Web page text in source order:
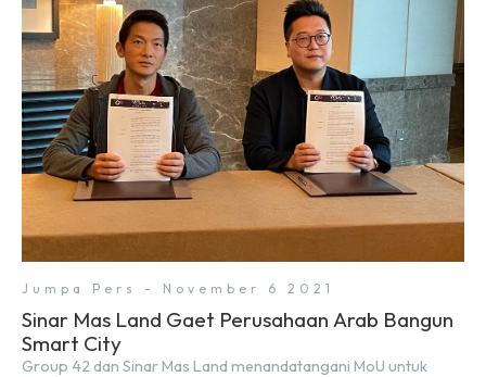
Jumpa Pers - November 6 2021
Sinar Mas Land Gaet Perusahaan Arab Bangun
Smart City
Group 42 dan Sinar Mas Land menandatangani MoU untuk